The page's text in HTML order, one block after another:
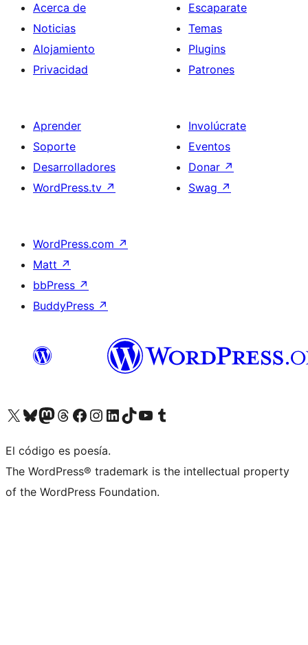
Acerca de
Noticias
Alojamiento
Privacidad
Escaparate
Temas
Plugins
Patrones
Aprender
Soporte
Desarrolladores
WordPress.tv ↗
Involúcrate
Eventos
Donar ↗
Swag ↗
WordPress.com ↗
Matt ↗
bbPress ↗
BuddyPress ↗
Visita nuestra cuenta de X (anteriormente Twitter)
Visita nuestra cuenta de Bluesky
Visita nuestra cuenta de Mastodon
Visita nuestra cuenta de Threads
Visita nuestra página de Facebook
Visita nuestra cuenta de Instagram
Visita nuestra cuenta de LinkedIn
Visita nuestra cuenta de TikTok
Visita nuestro canal de YouTube
Visita nuestra cuenta de Tumblr
El código es poesía.
The WordPress® trademark is the intellectual property
of the WordPress Foundation.